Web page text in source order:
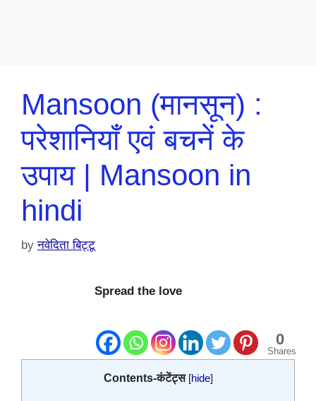
Mansoon (मानसून) :
परेशानियाँ एवं बचनें के
उपाय | Mansoon in
hindi
byनवेदिता बिट्टू
Spread the love
0
Shares
Contents-कंटेंट्स [hide]